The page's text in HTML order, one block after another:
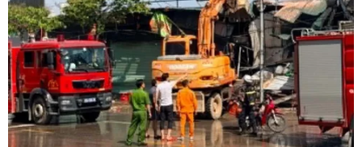
Đã xác định phương tiện khiến hàng
loạt ôtô thủng lốp trên cao tốc Bắc-
Nam
07/08/2026 10:03